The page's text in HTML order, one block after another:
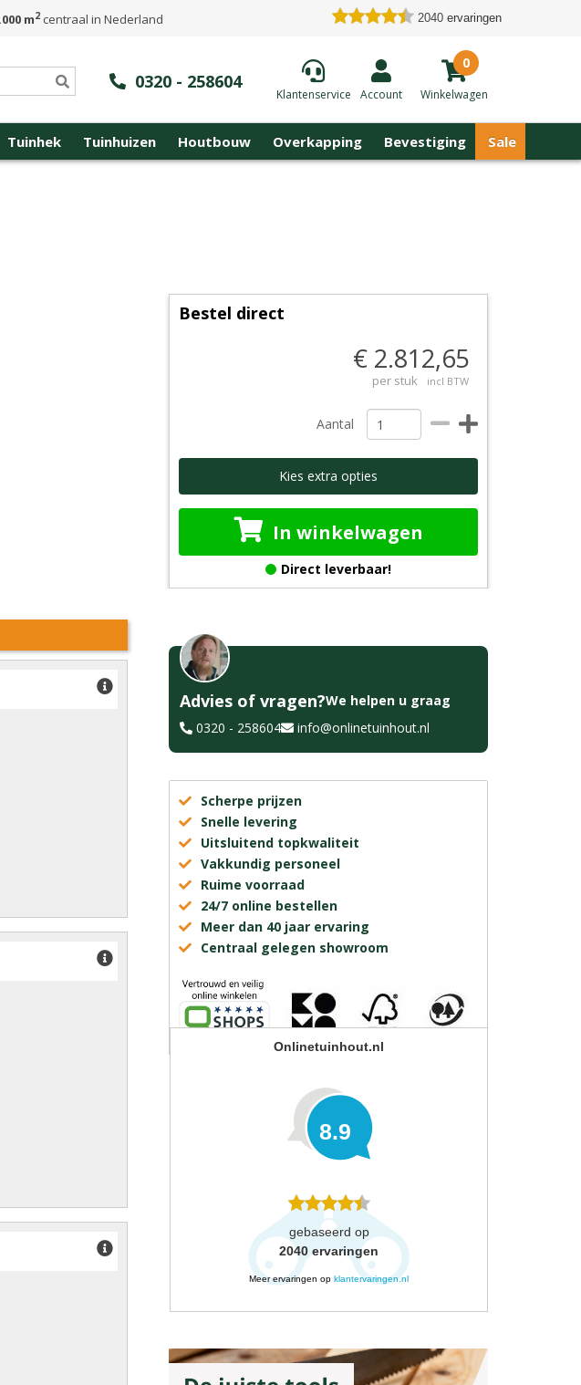
m2centraal in Nederland 2040 ervaringen
0320 - 258604
Klantenservice Account
0
Winkelwagen
Tuinhek Tuinhuizen Houtbouw Overkapping Bevestiging Sale
Bestel direct
€ 2.812,65
per stuk incl BTW
Aantal
Kies extra opties
In winkelwagen
Direct leverbaar!
Advies of vragen?We helpen u graag
0320 - 258604
info@onlinetuinhout.nl
Scherpe prijzen
Snelle levering
Uitsluitend topkwaliteit
Vakkundig personeel
Ruime voorraad
24/7 online bestellen
Meer dan 40 jaar ervaring
Centraal gelegen showroom
Onlinetuinhout.nl
8.9
gebaseerd op
2040 ervaringen
Meer ervaringen op klantervaringen.nl